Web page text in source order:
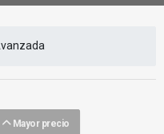
Mayor precio